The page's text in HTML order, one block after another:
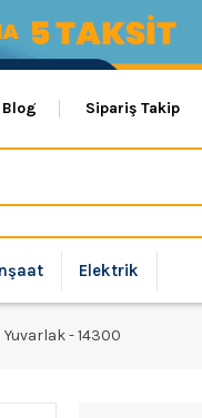
Blog Sipariş Takip
Elektrik
- 14300